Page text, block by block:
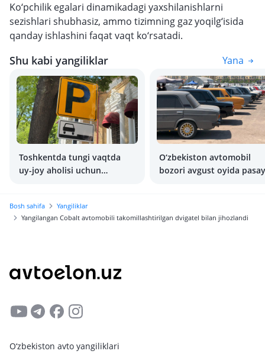
Ko‘pchilik egalari dinamikadagi yaxshilanishlarni
sezishlari shubhasiz, ammo tizimning gaz yoqilg‘isida
qanday ishlashini faqat vaqt ko‘rsatadi.
Shu kabi yangiliklar Yana
Toshkentda tungi vaqtda
uy-joy aholisi uchun
O‘zbekiston avtomobil
bozori avgust oyida
Bosh sahifa
Yangiliklar
Yangilangan Cobalt avtomobili takomillashtirilgan dvigatel bilan jihozlandi
O‘zbekiston avto yangiliklari